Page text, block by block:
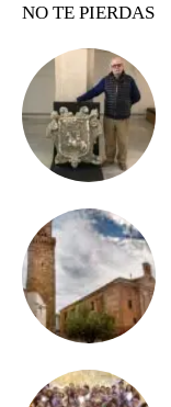
NO TE PIERDAS